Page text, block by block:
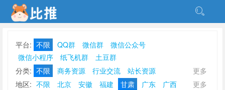
平台: 不限 QQ群 微信群
微信公众号
微信小程序
纸飞机群
土豆群
分类: 不限 商务资源 行业交流
站长资源
点赞刷单
放单接单 甲乙互金 软件开发
游戏棋牌
更多
地区: 不限 北京 安徽 福建 甘肃 广东
广西
更多